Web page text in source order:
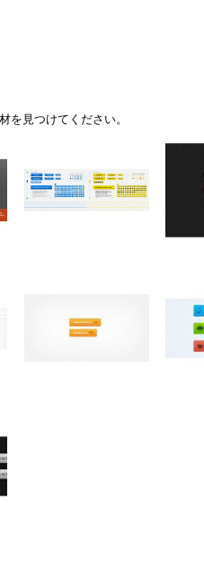
見つけてください。